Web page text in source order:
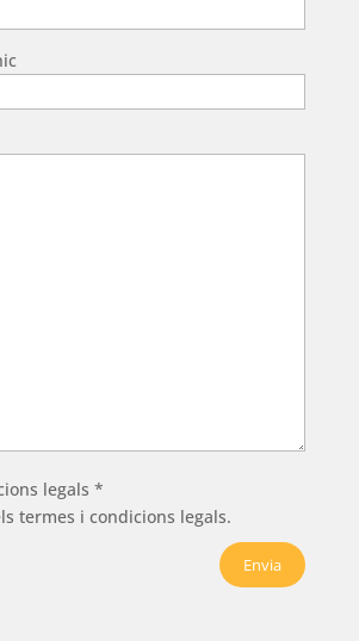
legals *
termes i condicions legals.